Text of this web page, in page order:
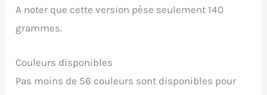
A noter que cette version pèse seulement 140
grammes.
Couleurs disponibles
Pas moins de 56 couleurs sont disponibles pour